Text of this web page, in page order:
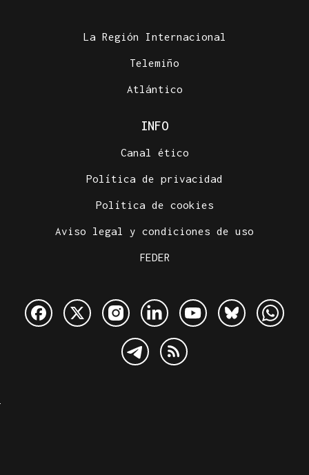
La Región Internacional
Telemiño
Atlántico
INFO
Canal ético
Política de privacidad
Política de cookies
Aviso legal y condiciones de uso
FEDER